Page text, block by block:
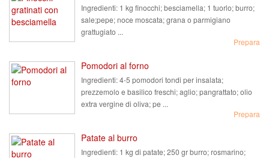
Ingredienti: 1 kg finocchi; besciamella; 1 tuorlo; burro;
sale;pepe; noce moscata; grana o parmigiano
grattugiato ...
Prepara
Pomodori al forno
Ingredienti:4-5 pomodori tondi per insalata;
prezzemolo e basilico freschi; aglio; pangrattato; olio
extra vergine di oliva; pe ...
Prepara
Patate al burro
Ingredienti: 1 kg di patate; 250 gr burro; rosmarino;